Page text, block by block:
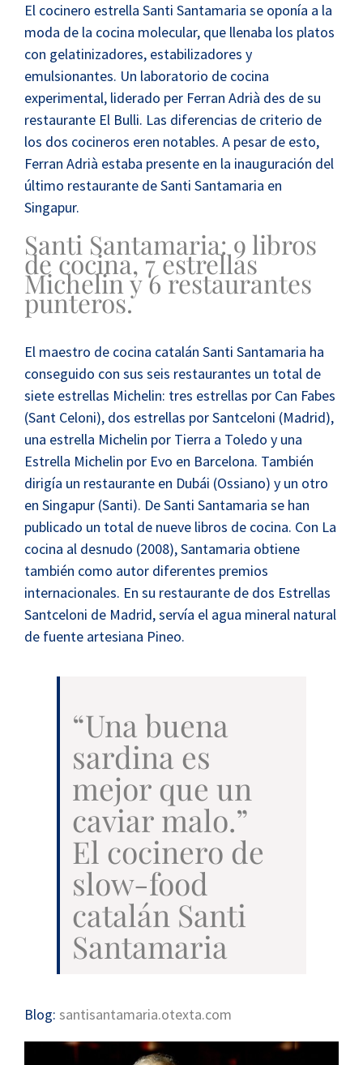
El cocinero estrella Santi Santamaria se oponía a la
moda de la cocina molecular, que llenaba los platos
con gelatinizadores, estabilizadores y
emulsionantes. Un laboratorio de cocina
experimental, liderado per Ferran Adrià des de su
restaurante El Bulli. Las diferencias de criterio de
los dos cocineros eren notables. A pesar de esto,
Ferran Adrià estaba presente en la inauguración del
último restaurante de Santi Santamaria en
Singapur.
Santi Santamaria: 9 libros
de cocina, 7 estrellas
Michelin y 6 restaurantes
punteros.
El maestro de cocina catalán Santi Santamaria ha
conseguido con sus seis restaurantes un total de
siete estrellas Michelin: tres estrellas por Can Fabes
(Sant Celoni), dos estrellas por Santceloni (Madrid),
una estrella Michelin por Tierra a Toledo y una
Estrella Michelin por Evo en Barcelona. También
dirigía un restaurante en Dubái (Ossiano) y un otro
en Singapur (Santi). De Santi Santamaria se han
publicado un total de nueve libros de cocina. Con La
cocina al desnudo (2008), Santamaria obtiene
también como autor diferentes premios
internacionales. En su restaurante de dos Estrellas
Santceloni de Madrid, servía el agua mineral natural
de fuente artesiana Pineo.
“Una buena
sardina es
mejor que un
caviar malo.”
El cocinero de
slow-food
catalán Santi
Santamaria
Blog: santisantamaria.otexta.com